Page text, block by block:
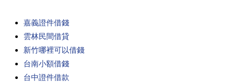
嘉義證件借錢
雲林民間借貸
新竹哪裡可以借錢
台南小額借錢
台中證件借款